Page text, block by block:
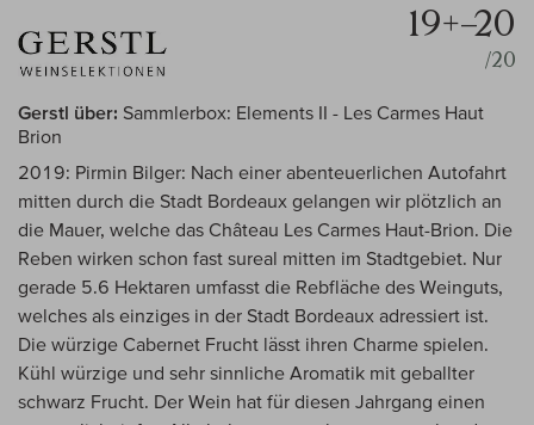
19+–20
/20
Gerstl über: Sammlerbox: Elements II - Les Carmes Haut
Brion
2019: Pirmin Bilger: Nach einer abenteuerlichen Autofahrt
mitten durch die Stadt Bordeaux gelangen wir plötzlich an
die Mauer, welche das Château Les Carmes Haut-Brion. Die
Reben wirken schon fast sureal mitten im Stadtgebiet. Nur
gerade 5.6 Hektaren umfasst die Rebfläche des Weinguts,
welches als einziges in der Stadt Bordeaux adressiert ist.
Die würzige Cabernet Frucht lässt ihren Charme spielen.
Kühl würzige und sehr sinnliche Aromatik mit geballter
schwarz Frucht. Der Wein hat für diesen Jahrgang einen